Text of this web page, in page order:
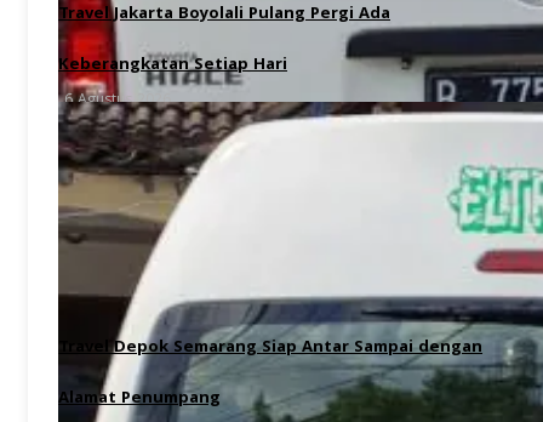
Travel Jakarta Boyolali Pulang Pergi Ada
Keberangkatan Setiap Hari
6 Agustus 2026
Travel Depok Semarang Siap Antar Sampai dengan
Alamat Penumpang